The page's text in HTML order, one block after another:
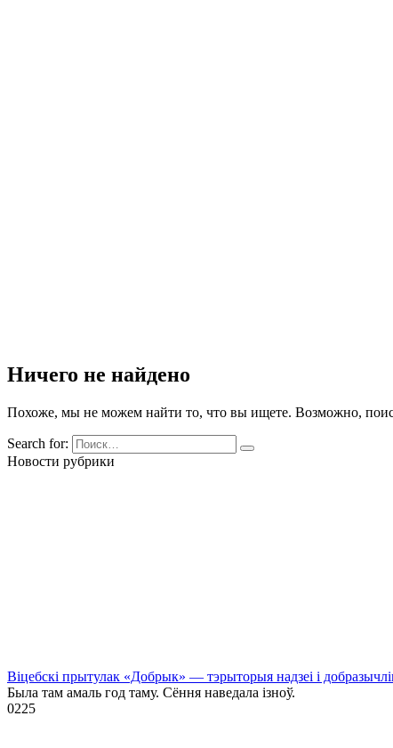
Ничего не найдено
Похоже, мы не можем найти то, что вы ищете. Возможно,
Search for:
Новости рубрики
Віцебскі прытулак «‎Добрык»‎ — тэрыторыя надзеі і
Была там амаль год таму. Сёння наведала ізноў.
0225